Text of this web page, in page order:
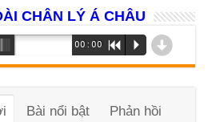
CHÂN LÝ Á CHÂU
00:00 R P d
Bài nổi bật Phản hồi